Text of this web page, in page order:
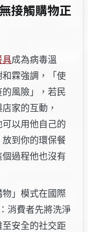
接觸購物正
具成為病毒溫
霖強調，「使
風險」，若民
家的互動，
可以用他自己的
到你的環保餐
過程他也沒有
」模式在國際
消費者先將洗淨
安全的社交距